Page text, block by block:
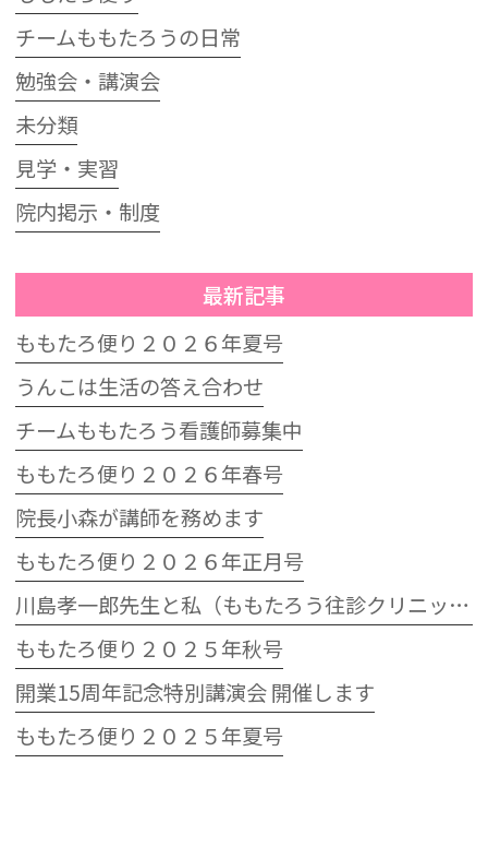
チームももたろうの日常
勉強会・講演会
未分類
見学・実習
院内掲示・制度
最新記事
ももたろ便り２０２６年夏号
うんこは生活の答え合わせ
チームももたろう看護師募集中
ももたろ便り２０２６年春号
院長小森が講師を務めます
ももたろ便り２０２６年正月号
川島孝一郎先生と私（ももたろう往診クリニック開院15周年記念特別講演会）
ももたろ便り２０２５年秋号
開業15周年記念特別講演会 開催します
ももたろ便り２０２５年夏号